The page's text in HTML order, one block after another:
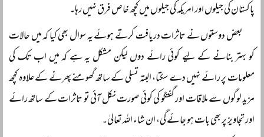
پاکستان کی جیلوں اور امریکہ کی جیلوں میں کچھ خاص فرق نہیں رہا۔
بعض دوستوں نے تاثرات دریافت کرتے ہوئے یہ سوال بھی کیا کہ میں حالات
کو بہتر بنانے کے لیے کوئی رائے دوں لیکن مشکل یہ ہے کہ میں اب تک کی
معلومات پر رائے نہیں دے سکتا، البتہ تسلی کے ساتھ گھومنے پھرنے کے علاوہ کچھ
مزید لوگوں سے ملاقات اور گفتگو کی کوئی صورت نکل آئی تو تاثرات کے ساتھ رائے
اور تجاویز پر بھی بات ہو جائے گی، ان شاء اللہ تعالیٰ۔